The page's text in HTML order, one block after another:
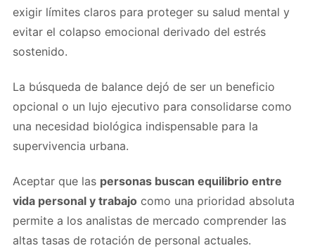
exigir límites claros para proteger su salud mental y
evitar el colapso emocional derivado del estrés
sostenido.
La búsqueda de balance dejó de ser un beneficio
opcional o un lujo ejecutivo para consolidarse como
una necesidad biológica indispensable para la
supervivencia urbana.
Aceptar que las personas buscan equilibrio entre
vida personal y trabajo como una prioridad absoluta
permite a los analistas de mercado comprender las
altas tasas de rotación de personal actuales.